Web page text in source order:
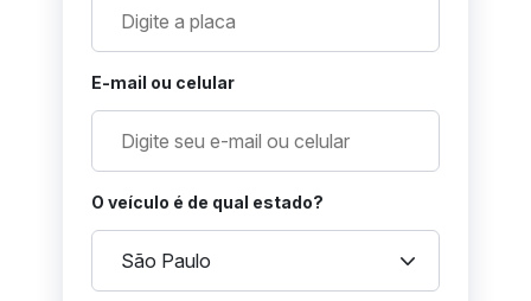
E-mail ou celular
O veículo é de qual estado?
São Paulo keyboard_arrow_down